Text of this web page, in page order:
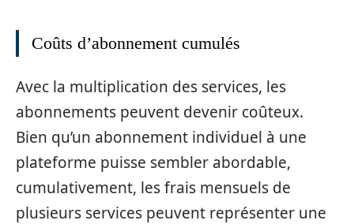
Coûts d’abonnement cumulés
Avec la multiplication des services, les
abonnements peuvent devenir coûteux.
Bien qu’un abonnement individuel à une
plateforme puisse sembler abordable,
cumulativement, les frais mensuels de
plusieurs services peuvent représenter une